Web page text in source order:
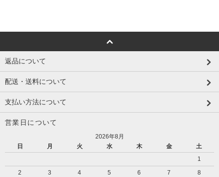
返品について
配送・送料について
支払い方法について
営業日について
2026年8月
日
月 火 水 木 金
土
1
2
3 4 5 6 7
8